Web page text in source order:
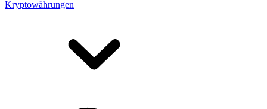
Kryptowährungen